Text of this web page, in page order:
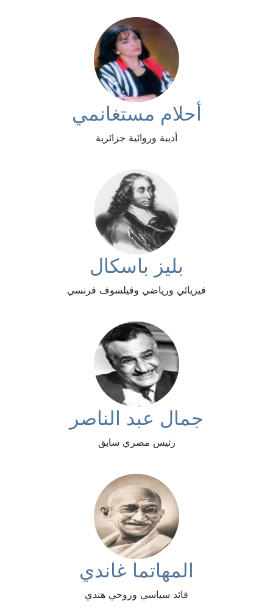
أحلام مستغانمي
أديبة وروائية جزائرية
بليز باسكال
فيزيائي ورياضي وفيلسوف فرنسي
جمال عبد الناصر
رئيس مصري سابق
المهاتما غاندي
قائد سياسي وروحي هندي